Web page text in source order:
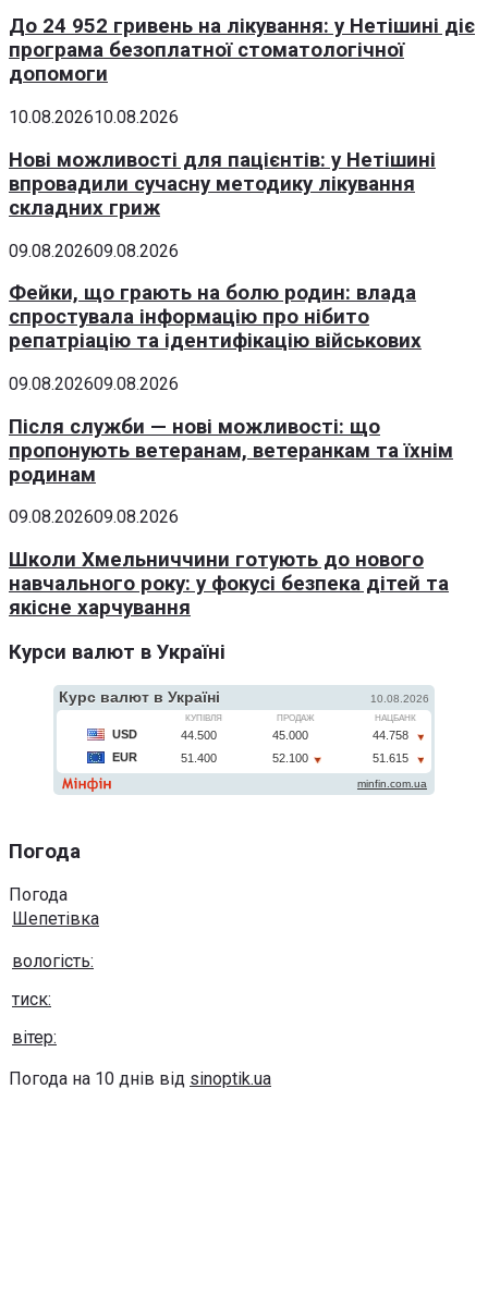
До 24 952 гривень на лікування: у Нетішині діє
програма безоплатної стоматологічної
допомоги
10.08.202610.08.2026
Нові можливості для пацієнтів: у Нетішині
впровадили сучасну методику лікування
складних гриж
09.08.202609.08.2026
Фейки, що грають на болю родин: влада
спростувала інформацію про нібито
репатріацію та ідентифікацію військових
09.08.202609.08.2026
Після служби — нові можливості: що
пропонують ветеранам, ветеранкам та їхнім
родинам
09.08.202609.08.2026
Школи Хмельниччини готують до нового
навчального року: у фокусі безпека дітей та
якісне харчування
Курси валют в Україні
Погода
Погода
Шепетівка
вологість:
тиск:
вітер:
Погода на 10 днів від sinoptik.ua